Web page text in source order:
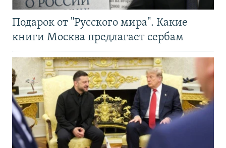
Подарок от "Русского мира". Какие
книги Москва предлагает сербам